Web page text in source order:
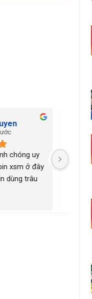
chóng uy
xsm ở đây
dùng trâu
tốt giá